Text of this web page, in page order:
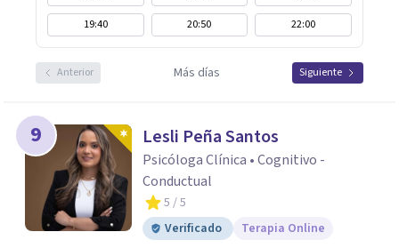
19:40
20:50 22:00
Anterior Más días Siguiente
9 Lesli Peña Santos
Psicóloga Clínica • Cognitivo -
Conductual
5 / 5
Verificado
Terapia Online